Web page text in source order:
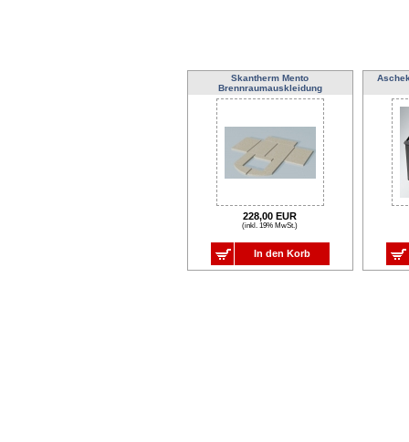
Skantherm Mento
Brennraumauskleidung
228,00 EUR
(inkl. 19% MwSt.)
In den Korb